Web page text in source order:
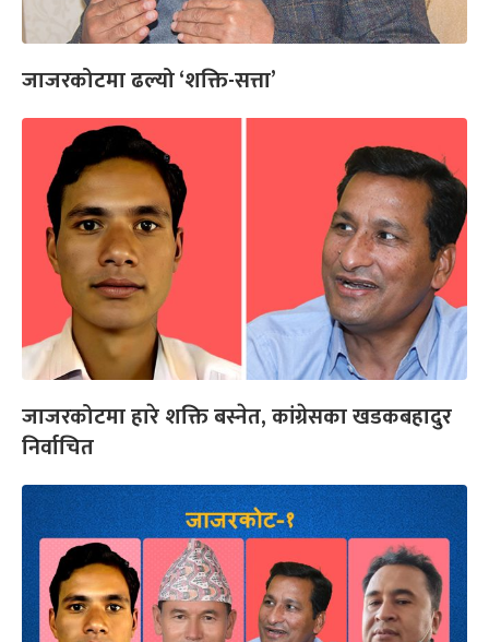
जाजरकोटमा ढल्यो ‘शक्ति-सत्ता’
जाजरकोटमा हारे शक्ति बस्नेत, कांग्रेसका खडकबहादुर
निर्वाचित